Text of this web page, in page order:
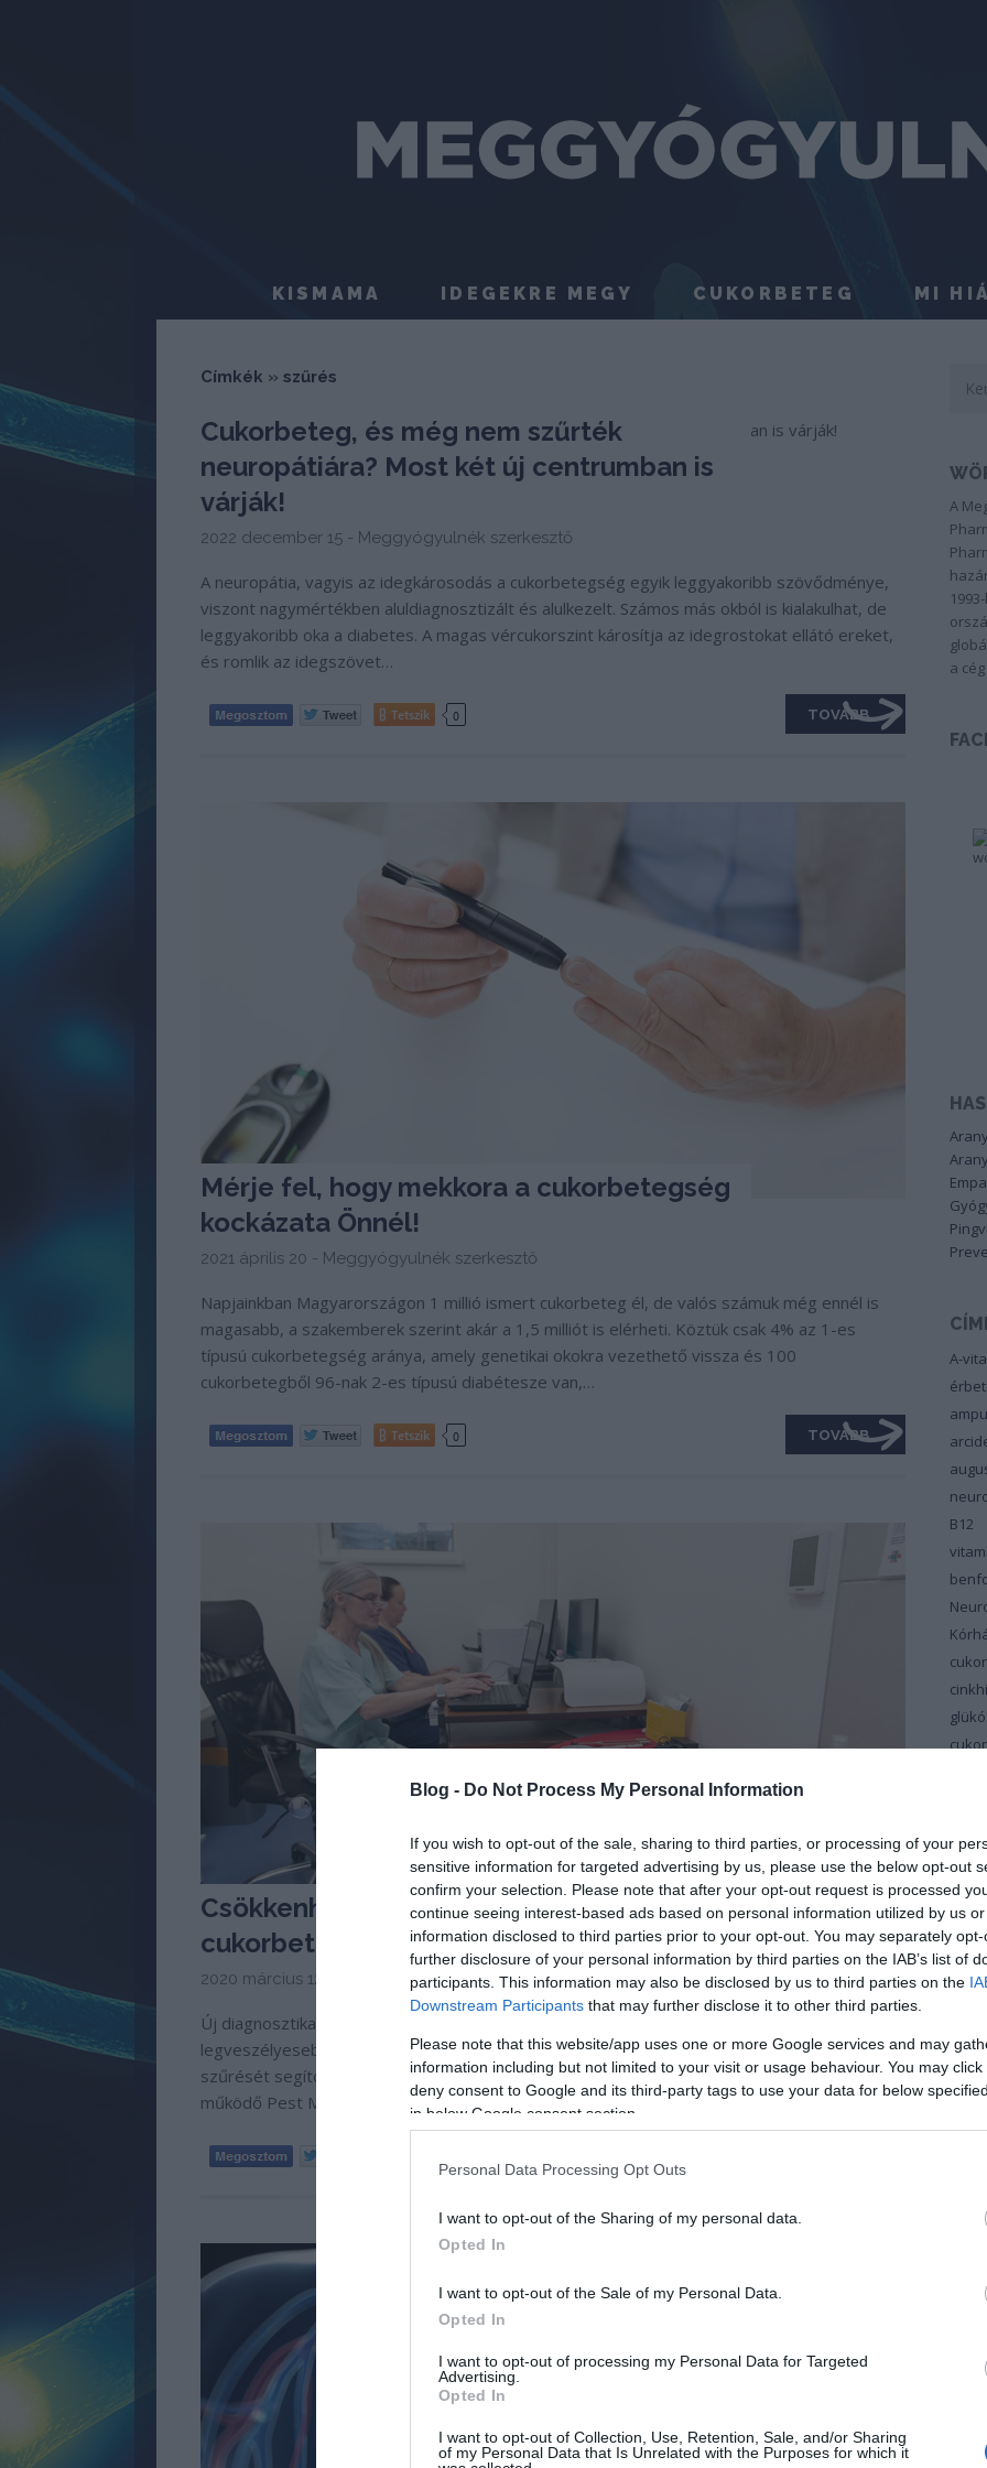
Blog - Do Not Process My Personal Information
If you wish to opt-out of the sale, sharing to third parties, or processing of your
sensitive information for targeted advertising by us, please use the below opt-out
confirm your selection. Please note that after your opt-out request is processed
continue seeing interest-based ads based on personal information utilized by us
information disclosed to third parties prior to your opt-out. You may separately
further disclosure of your personal information by third parties on the IAB’s list of
participants. This information may also be disclosed by us to third parties on the
Downstream Participants that may further disclose it to other third parties.
Please note that this website/app uses one or more Google services and may
information including but not limited to your visit or usage behaviour. You may
deny consent to Google and its third-party tags to use your data for below
in below Google consent section.
Personal Data Processing Opt Outs
I want to opt-out of the Sharing of my personal data.
Opted In
I want to opt-out of the Sale of my Personal Data.
Opted In
I want to opt-out of processing my Personal Data for Targeted
Advertising.
Opted In
I want to opt-out of Collection, Use, Retention, Sale, and/or Sharing
of my Personal Data that Is Unrelated with the Purposes for which it
KISMAMA IDEGEKRE MEGY CUKORBETEG MI
Címkék » szűrés
Cukorbeteg, és még nem szűrték
neuropátiára? Most két új centrumban is
várják!
2022 december 15 - Meggyógyulnék szerkesztő
A neuropátia, vagyis az idegkárosodás a cukorbetegség egyik leggyakoribb szövődménye,
viszont nagymértékben aluldiagnosztizált és alulkezelt. Számos más okból is kialakulhat, de
leggyakoribb oka a diabetes. A magas vércukorszint károsítja az idegrostokat ellátó ereket,
és romlik az idegszövet…
Tetszik 0 TOVÁBB
Mérje fel, hogy mekkora a cukorbetegség
kockázata Önnél!
2021 április 20 - Meggyógyulnék szerkesztő
Napjainkban Magyarországon 1 millió ismert cukorbeteg él, de valós számuk még ennél is
magasabb, a szakemberek szerint akár a 1,5 milliót is elérheti. Köztük csak 4% az 1-es
típusú cukorbetegség aránya, amely genetikai okokra vezethető vissza és 100
cukorbetegből 96-nak 2-es típusú diabétesze van,…
Tetszik 0 TOVÁBB
Csökkenhet a szívbetegségek esélye a
cukorbetegeknél a neuropátia szűrésével
2020 március 12 - Meggyógyulnék szerkesztő
Új diagnosztikai eszköz a Pest Megyei Neuropathia Centrumban A cukorbetegség egyik
legveszélyesebb szövődményének, a szív-érrendszert érintő autonóm neuropátiának a
szűrését segítő műszerrel – egy Ewing-teszterrel – bővült a Szent Ferenc Kórházban
működő Pest Megyei Neuropathia Centrum…
A
a
A-
B12
diéta
Klára
dr.